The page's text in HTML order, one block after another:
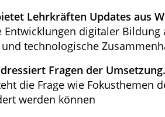
Lehrkräften Updates aus
Entwicklungen digitaler
technologische
Fragen der Umsetzung.
die Frage wie Fokusthemen
werden können